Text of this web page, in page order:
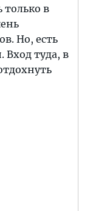
только в
Но, есть
туда, в